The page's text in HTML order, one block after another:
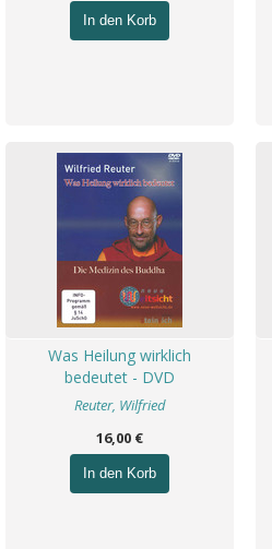
In den Korb
Was Heilung wirklich
bedeutet - DVD
Reuter, Wilfried
16,00 €
In den Korb